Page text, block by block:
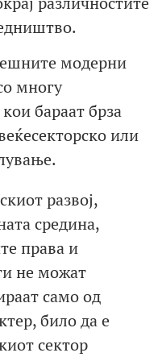
модерни
многу
бараат брза
или
развој,
средина,
права и
не можат
само од
било да е
сектор